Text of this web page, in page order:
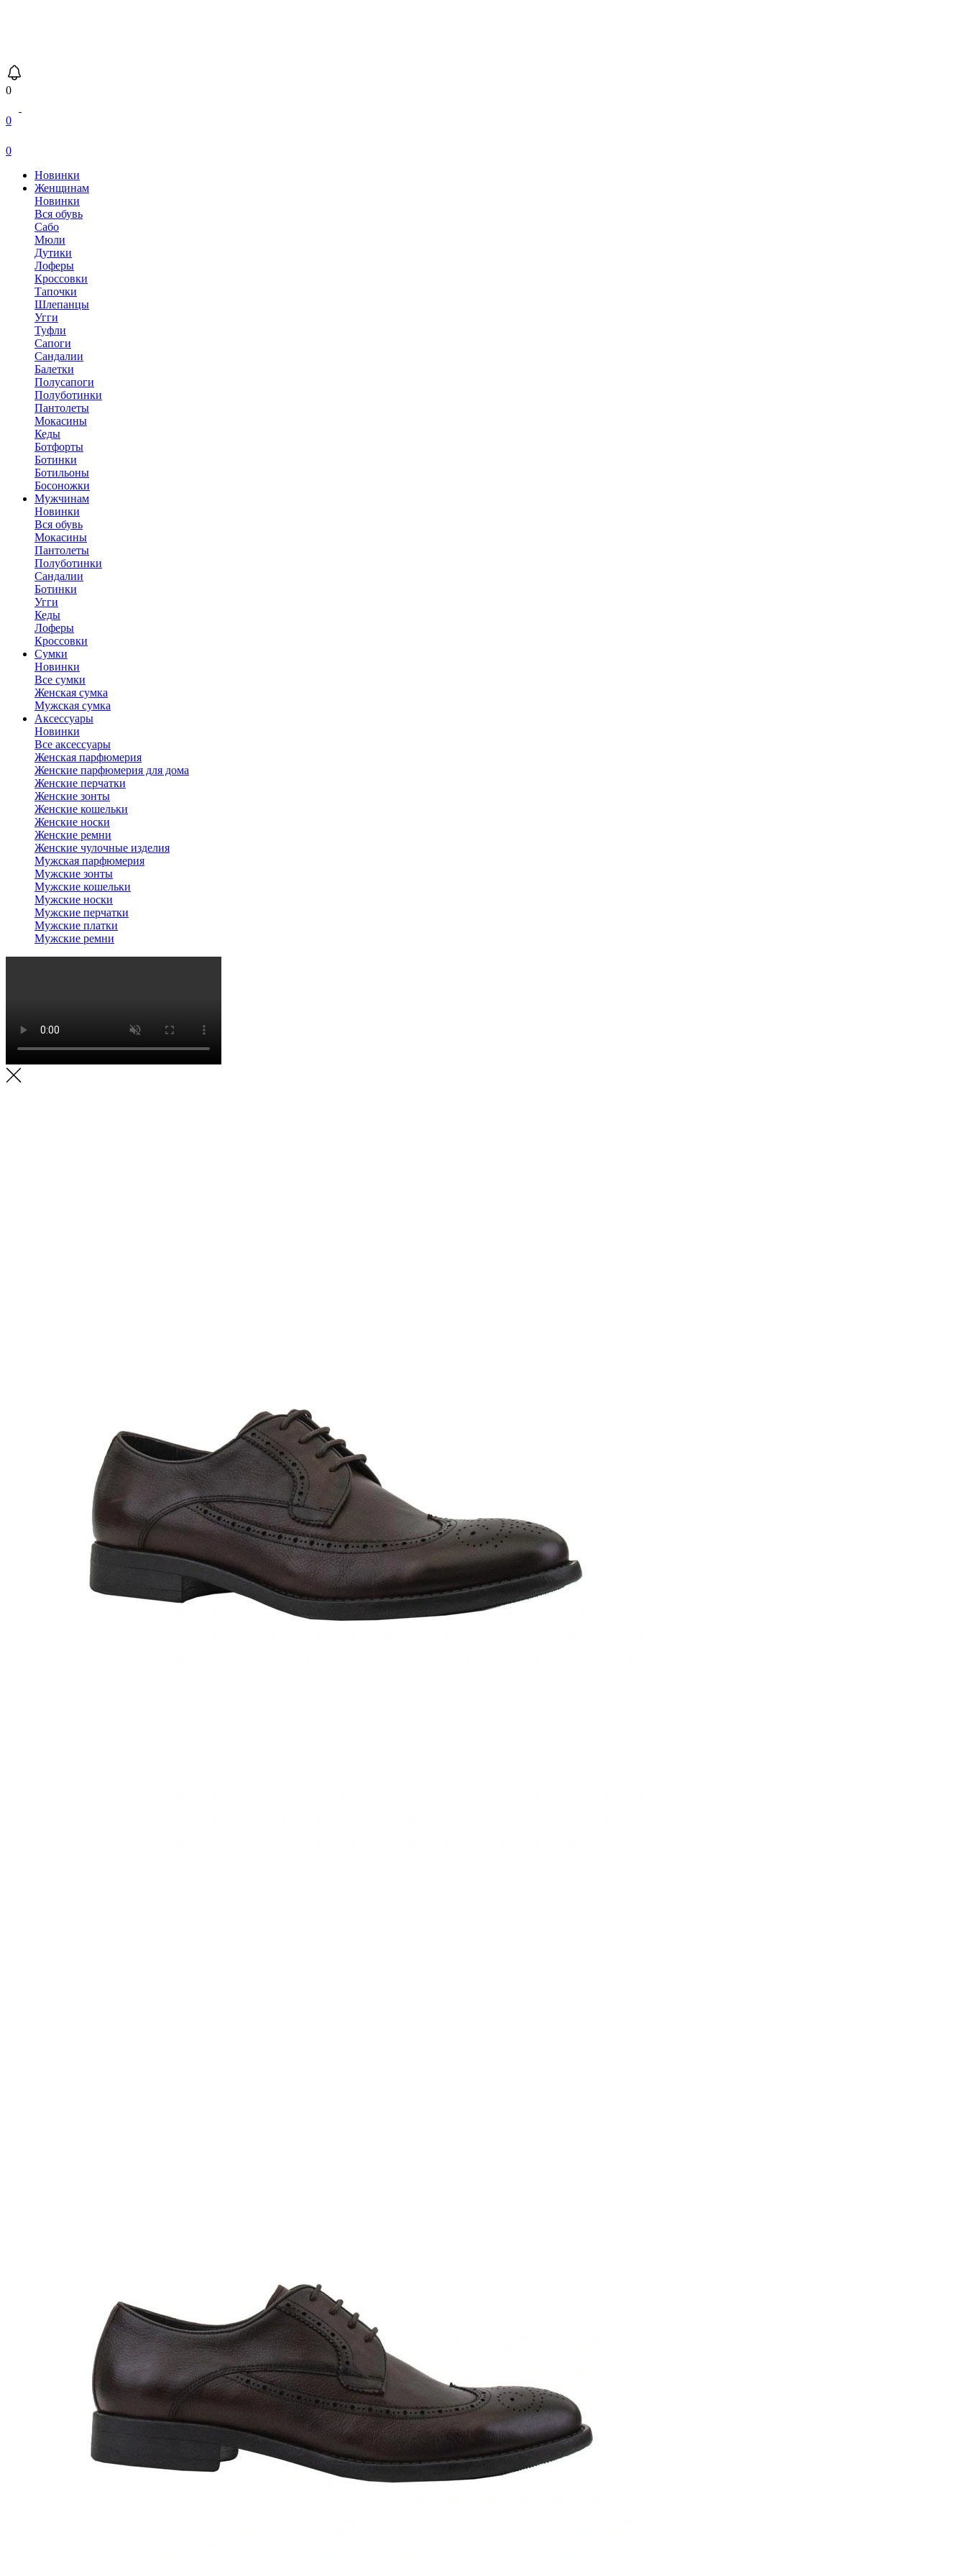
0
0
0
Новинки
Женщинам
Новинки
Вся обувь
Сабо
Мюли
Дутики
Лоферы
Кроссовки
Тапочки
Шлепанцы
Угги
Туфли
Сапоги
Сандалии
Балетки
Полусапоги
Полуботинки
Пантолеты
Мокасины
Кеды
Ботфорты
Ботинки
Ботильоны
Босоножки
Мужчинам
Новинки
Вся обувь
Мокасины
Пантолеты
Полуботинки
Сандалии
Ботинки
Угги
Кеды
Лоферы
Кроссовки
Сумки
Новинки
Все сумки
Женская сумка
Мужская сумка
Аксессуары
Новинки
Все аксессуары
Женская парфюмерия
Женские парфюмерия для дома
Женские перчатки
Женские зонты
Женские кошельки
Женские носки
Женские ремни
Женские чулочные изделия
Мужская парфюмерия
Мужские зонты
Мужские кошельки
Мужские носки
Мужские перчатки
Мужские платки
Мужские ремни